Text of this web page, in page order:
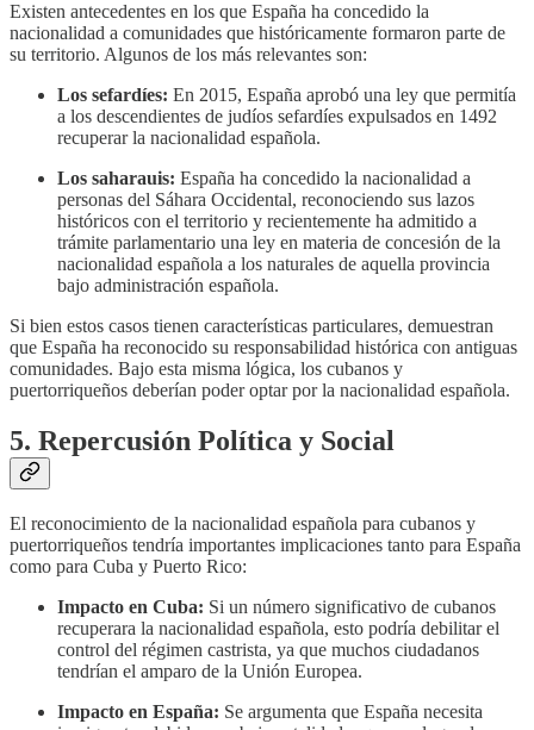
Existen antecedentes en los que España ha concedido la
nacionalidad a comunidades que históricamente formaron parte de
su territorio. Algunos de los más relevantes son:
Los sefardíes: En 2015, España aprobó una ley que permitía
a los descendientes de judíos sefardíes expulsados en 1492
recuperar la nacionalidad española.
Los saharauis: España ha concedido la nacionalidad a
personas del Sáhara Occidental, reconociendo sus lazos
históricos con el territorio y recientemente ha admitido a
trámite parlamentario una ley en materia de concesión de la
nacionalidad española a los naturales de aquella provincia
bajo administración española.
Si bien estos casos tienen características particulares, demuestran
que España ha reconocido su responsabilidad histórica con antiguas
comunidades. Bajo esta misma lógica, los cubanos y
puertorriqueños deberían poder optar por la nacionalidad española.
5. Repercusión Política y Social
El reconocimiento de la nacionalidad española para cubanos y
puertorriqueños tendría importantes implicaciones tanto para España
como para Cuba y Puerto Rico:
Impacto en Cuba: Si un número significativo de cubanos
recuperara la nacionalidad española, esto podría debilitar el
control del régimen castrista, ya que muchos ciudadanos
tendrían el amparo de la Unión Europea.
Impacto en España: Se argumenta que España necesita